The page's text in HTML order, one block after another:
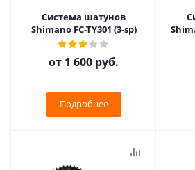
Система шатунов
Shimano FC-TY301 (3-sp)
от 1 600 руб.
Подробнее